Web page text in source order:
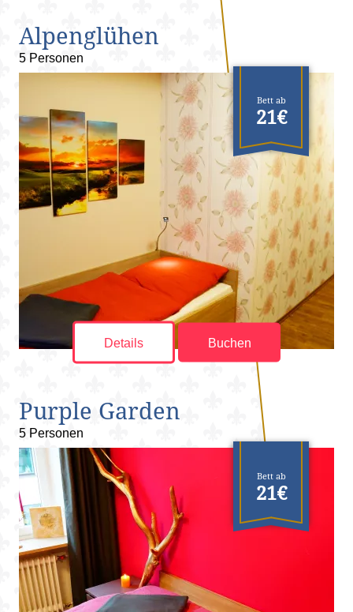
Alpenglühen
5 Personen
Bett ab
21€
Details Buchen
Purple Garden
5 Personen
Bett ab
21€